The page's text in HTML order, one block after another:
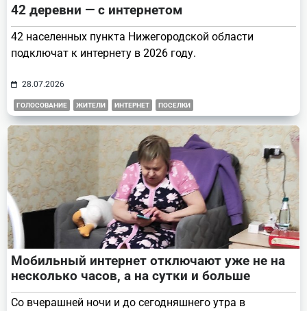
42 деревни — с интернетом
42 населенных пункта Нижегородской области
подключат к интернету в 2026 году.
28.07.2026
ГОЛОСОВАНИЕ ЖИТЕЛИ ИНТЕРНЕТ ПОСЕЛКИ
Мобильный интернет отключают уже не на
несколько часов, а на сутки и больше
Со вчерашней ночи и до сегодняшнего утра в